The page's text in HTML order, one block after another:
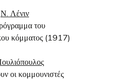
Ν. Λένιν
του
κόμματος (1917)
οι κομμουνιστές